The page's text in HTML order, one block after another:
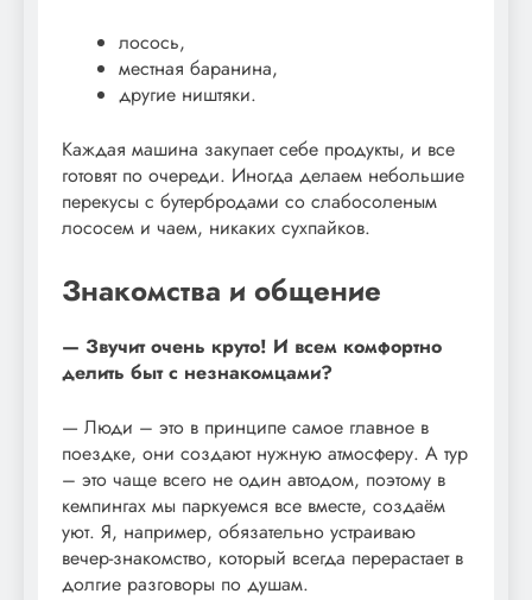
лосось,
местная баранина,
другие ништяки.
Каждая машина закупает себе продукты, и все
готовят по очереди. Иногда делаем небольшие
перекусы с бутербродами со слабосоленым
лососем и чаем, никаких сухпайков.
Знакомства и общение
— Звучит очень круто! И всем комфортно
делить быт с незнакомцами?
— Люди – это в принципе самое главное в
поездке, они создают нужную атмосферу. А тур
– это чаще всего не один автодом, поэтому в
кемпингах мы паркуемся все вместе, создаём
уют. Я, например, обязательно устраиваю
вечер-знакомство, который всегда перерастает в
долгие разговоры по душам.